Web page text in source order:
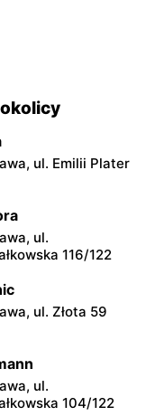
ul. Kazimierza
4
ul. Mszczonowska 3
ul. Jerzego
ul. 3 Maja 148
ul. Konstytucji 3
ul. Emilii Plater
ul.
116/122
ul. Złota 59
ul.
104/122